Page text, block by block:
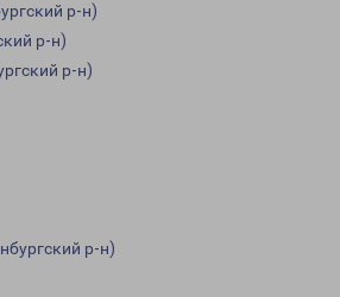
р-н)
р-н)
р-н)
р-н)